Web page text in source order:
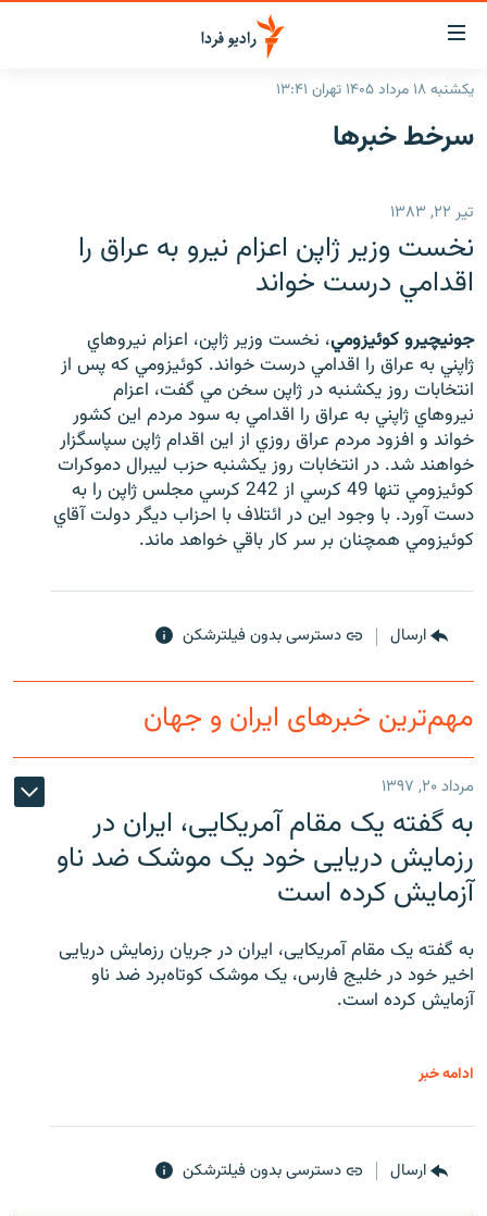
لینک‌های
قابلیت
دسترسی
بازگشت
اصلی
رفتن
صفحه
ایران
رادیو
انتخاب کنید و بشنوید
برنامه‌های رادیویی
فرکانس‌ها
پادکست
چندرسانه‌ای
گزارش‌های تصویری
گزارش‌های ویدئویی
زنان فردا
English
به ما بپیوندید
یکشنبه ۱۸ مرداد ۱۴۰۵ تهران ۱۳:۴۱
سرخط‌ خبرها
تیر ۲۲, ۱۳۸۳
نخست وزير ژاپن اعزام نيرو به عراق را
اقدامي درست خواند
جونيچيرو کوئيزومي، نخست وزير ژاپن، اعزام نيروهاي
ژاپني به عراق را اقدامي درست خواند. کوئيزومي که پس از
انتخابات روز يکشنبه در ژاپن سخن مي گفت، اعزام
نيروهاي ژاپني به عراق را اقدامي به سود مردم اين کشور
خواند و افزود مردم عراق روزي از اين اقدام ژاپن سپاسگزار
خواهند شد. در انتخابات روز يکشنبه حزب ليبرال دموکرات
کوئيزومي تنها 49 کرسي از 242 کرسي مجلس ژاپن را به
دست آورد. با وجود اين در ائتلاف با احزاب ديگر دولت آقاي
کوئيزومي همچنان بر سر کار باقي خواهد ماند.
ارسال دسترسی بدون فیلترشکن
مهم‌ترین خبرهای ایران و جهان
مرداد ۲۰, ۱۳۹۷
به گفته یک مقام آمریکایی، ایران در
رزمایش دریایی خود یک موشک ضد ناو
آزمایش کرده است
به گفته یک مقام آمریکایی، ایران در جریان رزمایش دریایی
اخیر خود در خلیج فارس، یک موشک کوتاه‌برد ضد ناو
آزمایش کرده است.
ادامه خبر
ارسال دسترسی بدون فیلترشکن